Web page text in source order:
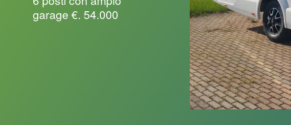
garage €. 54.000